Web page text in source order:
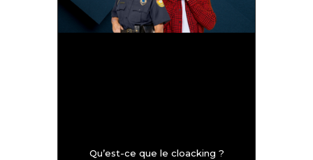
Qu’est-ce que le cloacking ?